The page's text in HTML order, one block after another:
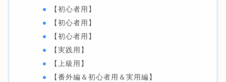
【初心者用】
【初心者用】
【初心者用】
【実践用】
【上級用】
【番外編＆初心者用＆実用編】